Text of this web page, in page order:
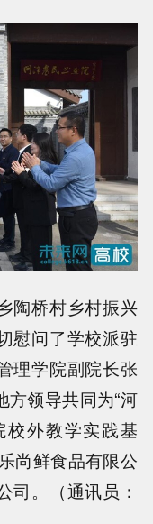
陶桥村乡村振兴
慰问了学校派驻
理学院副院长张
领导共同为“河
外教学实践基
尚鲜食品有限公
司。（通讯员：